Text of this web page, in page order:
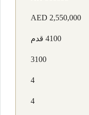
AED 2,550,000
4100 قدم
3100
4
4